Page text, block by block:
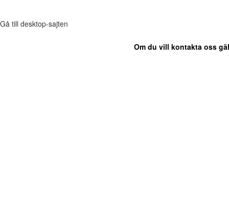
Gå till desktop-sajten
Om du vill kontakta oss